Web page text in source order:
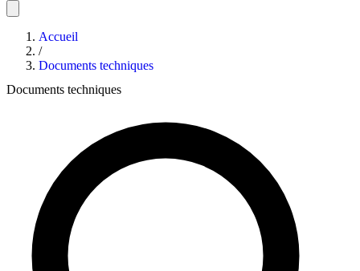
Accueil
/
Documents techniques
Documents techniques